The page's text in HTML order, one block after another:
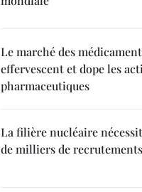
Le marché des
effervescent et dope les
pharmaceutiques
La filière nucléaire
de milliers de recrutements